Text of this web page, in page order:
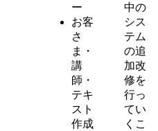
ー
お客
さ
ま・
講
師・
テキ
スト
作成
中の
シス
テム
の追
加改
修を
行っ
てい
くこ